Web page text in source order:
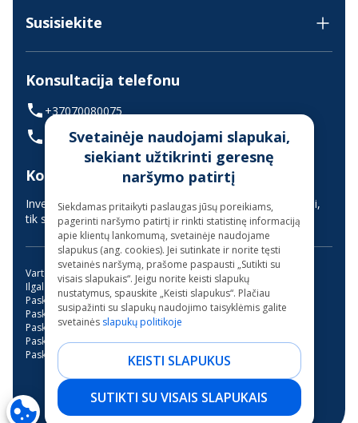
Susisiekite
Konsultacija telefonu
+37070080075
(skambinant iš užsienio +37068700300)
Konsultavimas gyvai
Investuotojų aptarnavimas vyksta nuotoliniu būdu (gyvai,
tik suderinus laiką iš anksto)
Vartojimo paskola
Kreditas internetu
Ilgalaikės paskolos be užstato
Mini paskola internetu
Paskola su bendraskoliu
Kreditai
Greitas kreditas
Paskola su verslo liudijimu
Paskola studijoms
Paskola be pabrangimo
Trumpalaikė paskola
Paskola garažo įsirengimui
Paskola dantų gydymui
Paskola motociklui
Paskolos be banko
NEO Finance, AB - 2026.
Svetainėje naudojami slapukai,
siekiant užtikrinti geresnę
naršymo patirtį
Siekdamas pritaikyti paslaugas jūsų poreikiams,
pagerinti naršymo patirtį ir rinkti statistinę informaciją
apie klientų lankomumą, svetainėje naudojame
slapukus (ang. cookies). Jei sutinkate ir norite tęsti
svetainės naršymą, prašome paspausti „Sutikti su
visais slapukais“. Jeigu norite keisti slapukų
nustatymus, spauskite „Keisti slapukus“. Plačiau
susipažinti su slapukų naudojimo taisyklėmis galite
svetainės slapukų politikoje
KEISTI SLAPUKUS
SUTIKTI SU VISAIS SLAPUKAIS